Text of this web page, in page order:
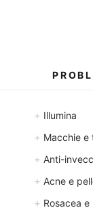
+ Illumina
+ Macchie e
+ Anti-
+ Acne e
+ Rosacea e